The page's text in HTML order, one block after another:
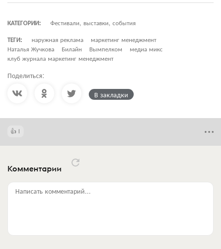
КАТЕГОРИИ:
Фестивали, выставки, события
ТЕГИ:
наружная реклама
маркетинг менеджмент
Наталья Жучкова
Билайн Вымпелком
медиа микс
клуб журнала маркетинг менеджмент
Поделиться:
В закладки
1
Комментарии
Написать комментарий...